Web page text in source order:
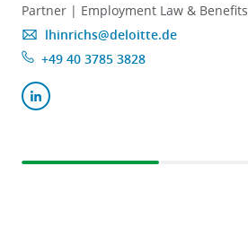
Partner | Employment Law & Benefits
lhinrichs@deloitte.de
+49 40 3785 3828